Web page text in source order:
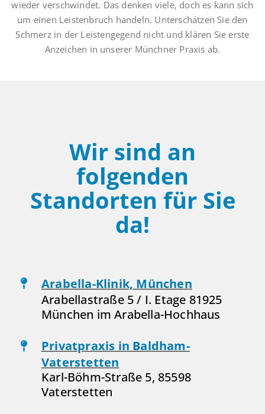
wieder verschwindet. Das denken viele, doch es kann sich
um einen Leistenbruch handeln. Unterschätzen Sie den
Schmerz in der Leistengegend nicht und klären Sie erste
Anzeichen in unserer Münchner Praxis ab.
Wir sind an
folgenden
Standorten für Sie
da!
Arabella-Klinik, München
Arabellastraße 5 / I. Etage 81925
München im Arabella-Hochhaus
Privatpraxis in Baldham-
Vaterstetten
Karl-Böhm-Straße 5, 85598
Vaterstetten